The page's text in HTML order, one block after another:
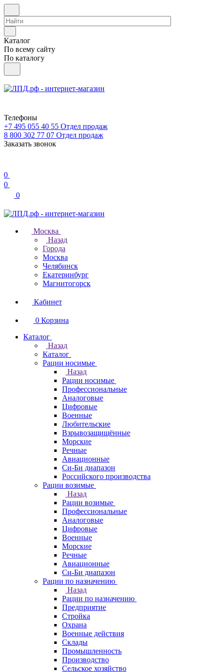
Каталог
По всему сайту
По каталогу
Телефоны
+7 495 055 40 55 Отдел продаж
8 800 302 77 07 Отдел продаж
Заказать звонок
0
0
0
Москва
Назад
Города
Москва
Челябинск
Екатеринбург
Магнитогорск
Кабинет
0 Корзина
Каталог
Назад
Каталог
Рации носимые
Назад
Рации носимые
Профессиональные
Аналоговые
Цифровые
Военные
Любительские
Взрывозащищённые
Морские
Речные
Авиационные
Си-Би диапазон
Российского производства
Рации возимые
Назад
Рации возимые
Профессиональные
Аналоговые
Цифровые
Военные
Морские
Речные
Авиационные
Си-Би диапазон
Рации по назначению
Назад
Рации по назначению
Предприятие
Стройка
Охрана
Военные действия
Склады
Промышленность
Производство
Сельское хозяйство